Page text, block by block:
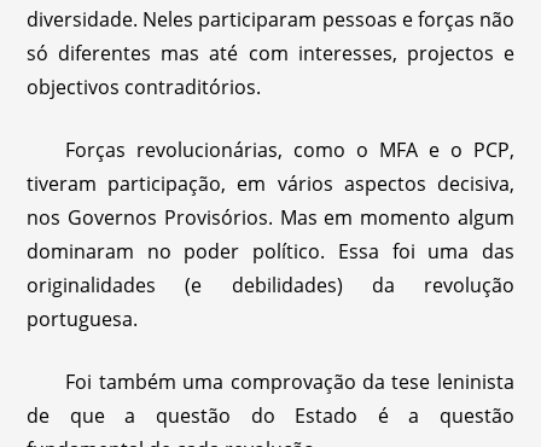
diversidade. Neles participaram pessoas e forças não
só diferentes mas até com interesses, projectos e
objectivos contraditórios.
Forças revolucionárias, como o MFA e o PCP,
tiveram participação, em vários aspectos decisiva,
nos Governos Provisórios. Mas em momento algum
dominaram no poder político. Essa foi uma das
originalidades (e debilidades) da revolução
portuguesa.
Foi também uma comprovação da tese leninista
de que a questão do Estado é a questão